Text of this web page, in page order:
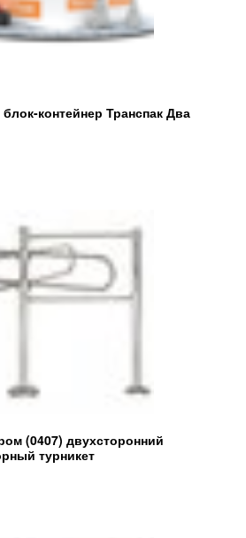
контейнер Транспак Два
(0407) двухсторонний
турникет